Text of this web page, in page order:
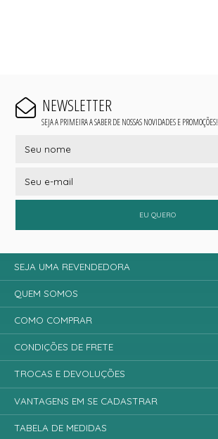
NEWSLETTER
SEJA A PRIMEIRA A SABER DE NOSSAS NOVIDADES E PROMOÇÕES!
EU QUERO
SEJA UMA REVENDEDORA
QUEM SOMOS
COMO COMPRAR
CONDIÇÕES DE FRETE
TROCAS E DEVOLUÇÕES
VANTAGENS EM SE CADASTRAR
TABELA DE MEDIDAS